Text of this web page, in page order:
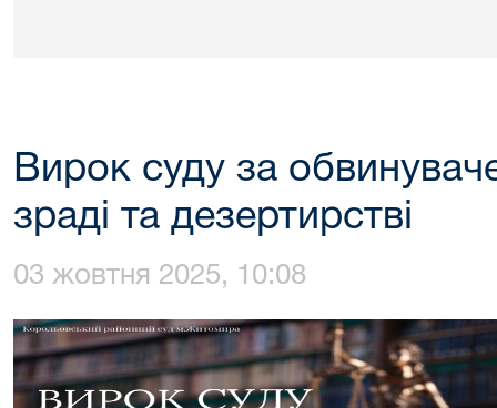
Вирок суду за
зраді та дезертирстві
03 жовтня 2025, 10:08